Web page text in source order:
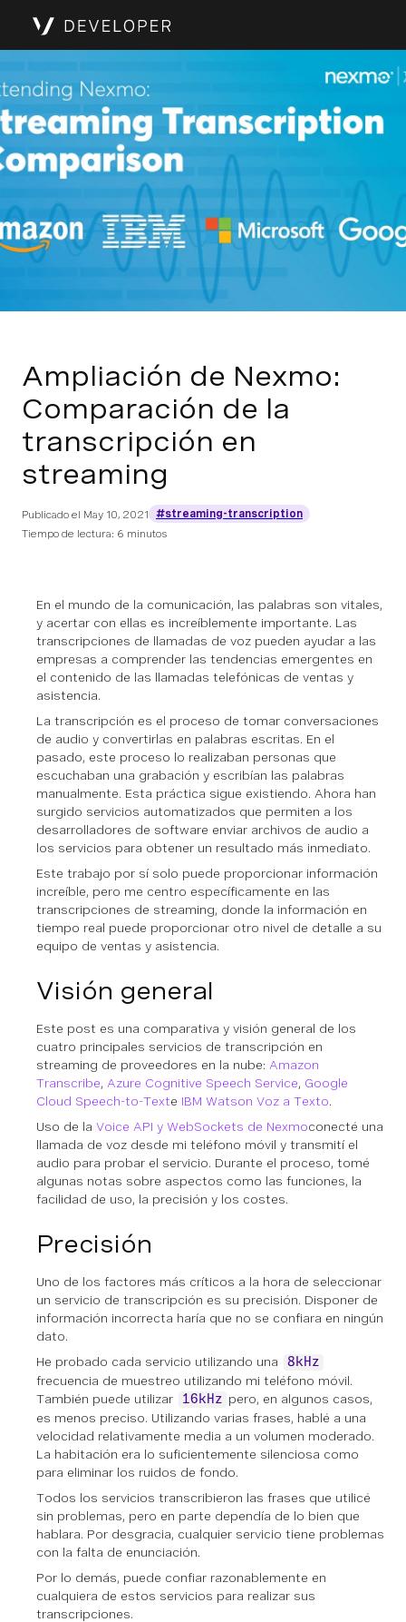
Ampliación de Nexmo:
Comparación de la
transcripción en
streaming
Publicado el May 10, 2021
#streaming-transcription
Tiempo de lectura: 6 minutos
En el mundo de la comunicación, las palabras son vitales,
y acertar con ellas es increíblemente importante. Las
transcripciones de llamadas de voz pueden ayudar a las
empresas a comprender las tendencias emergentes en
el contenido de las llamadas telefónicas de ventas y
asistencia.
La transcripción es el proceso de tomar conversaciones
de audio y convertirlas en palabras escritas. En el
pasado, este proceso lo realizaban personas que
escuchaban una grabación y escribían las palabras
manualmente. Esta práctica sigue existiendo. Ahora han
surgido servicios automatizados que permiten a los
desarrolladores de software enviar archivos de audio a
los servicios para obtener un resultado más inmediato.
Este trabajo por sí solo puede proporcionar información
increíble, pero me centro específicamente en las
transcripciones de streaming, donde la información en
tiempo real puede proporcionar otro nivel de detalle a su
equipo de ventas y asistencia.
Visión general
Este post es una comparativa y visión general de los
cuatro principales servicios de transcripción en
streaming de proveedores en la nube: Amazon
Transcribe, Azure Cognitive Speech Service, Google
Cloud Speech-to-Texte IBM Watson Voz a Texto.
Uso de la Voice API y WebSockets de Nexmoconecté una
llamada de voz desde mi teléfono móvil y transmití el
audio para probar el servicio. Durante el proceso, tomé
algunas notas sobre aspectos como las funciones, la
facilidad de uso, la precisión y los costes.
Precisión
Uno de los factores más críticos a la hora de seleccionar
un servicio de transcripción es su precisión. Disponer de
información incorrecta haría que no se confiara en ningún
dato.
He probado cada servicio utilizando una
8kHz
frecuencia de muestreo utilizando mi teléfono móvil.
También puede utilizar
16kHz pero, en algunos casos,
es menos preciso. Utilizando varias frases, hablé a una
velocidad relativamente media a un volumen moderado.
La habitación era lo suficientemente silenciosa como
para eliminar los ruidos de fondo.
Todos los servicios transcribieron las frases que utilicé
sin problemas, pero en parte dependía de lo bien que
hablara. Por desgracia, cualquier servicio tiene problemas
con la falta de enunciación.
Por lo demás, puede confiar razonablemente en
cualquiera de estos servicios para realizar sus
transcripciones.